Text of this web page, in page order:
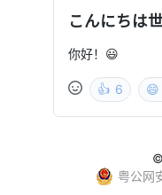
粤公网